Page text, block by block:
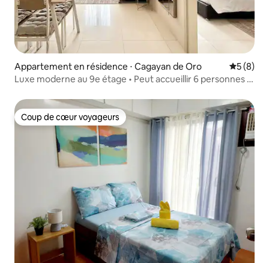
Appartement en résidence ⋅ Cagayan de Oro
5 (8)
Luxe moderne au 9e étage • Peut accueillir 6 personnes •
Coup de cœur voyageurs
Coup de cœur voyageurs